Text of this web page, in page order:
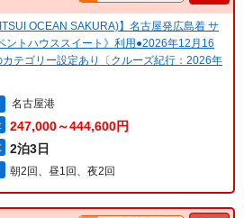
OCEAN SAKURA)】名古屋発広島着 サ
ントハウススイート》利用●2026年12月16
テゴリー設定あり〔クルーズ紀行：2026年
名古屋港
247,000～444,600円
2泊3日
朝2回、昼1回、夜2回